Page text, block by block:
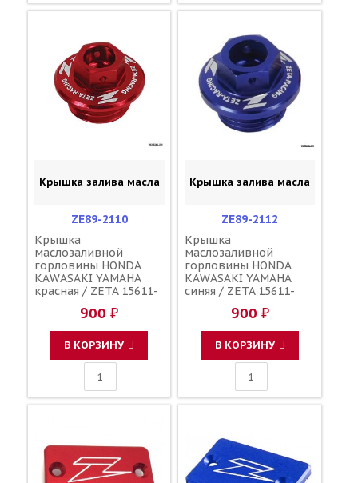
Крышка залива масла
ZE89-2110
Крышка
маслозаливной
горловины HONDA
KAWASAKI YAMAHA
красная / ZETA 15611-
16115-018 3Y1-15363-
00-00 3Y1-15363-10-00
900 ₽
В КОРЗИНУ
Крышка залива масла
ZE89-2112
Крышка
маслозаливной
горловины HONDA
KAWASAKI YAMAHA
синяя / ZETA 15611-
16115-018 3Y1-15363-
00-00 3Y1-15363-10-00
900 ₽
В КОРЗИНУ